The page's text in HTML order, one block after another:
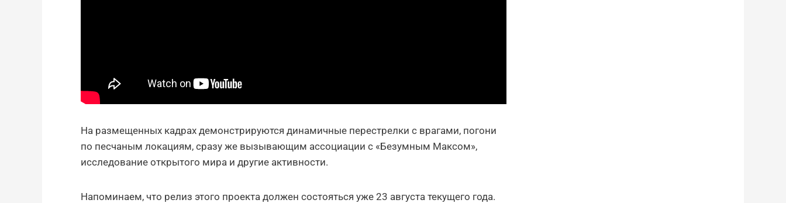
На размещенных кадрах демонстрируются динамичные перестрелки с врагами, погони
по песчаным локациям, сразу же вызывающим ассоциации с «Безумным Максом»,
исследование открытого мира и другие активности.
Напоминаем, что релиз этого проекта должен состояться уже 23 августа текущего года.